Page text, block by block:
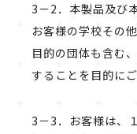
3－2．本製品及び
お客様の学校その
目的の団体も含む
することを目的に
3－3．お客様は、